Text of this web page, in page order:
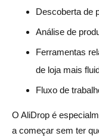
Descoberta de
Análise de
Ferramentas
de loja mais
Fluxo de
O AliDrop é
a começar sem ter